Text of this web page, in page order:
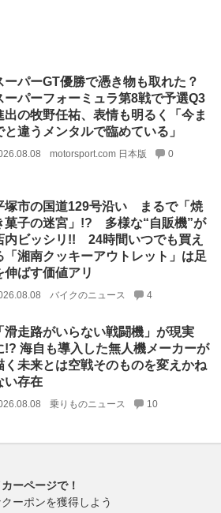
ーパーGT優勝で憑き物も取れた？
ーパーフォーミュラ第8戦で予選Q3
出の牧野任祐、表情も明るく「今ま
と違うメンタルで臨めている」
motorsport.com 日本版 0
塚市の国道129号沿い まるで「焼
菓子の迷宮」!? 多様な“自販機”が
内ビッシリ!! 24時間いつでも買え
「湘南クッキーアウトレット」は足
伸ばす価値アリ
バイクのニュース 4
滑走路がいらない戦闘機」が現実
!? 海自も導入した無人機メーカーが
く未来とは空戦そのものを変えかね
い存在
乗りものニュース 10
ーページで！
ーポンを獲得しよう